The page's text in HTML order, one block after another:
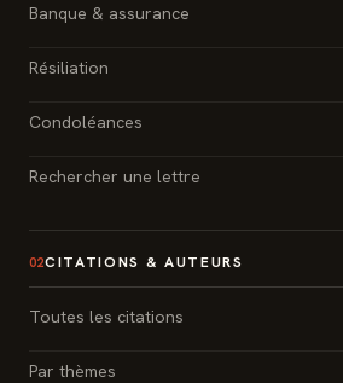
Banque & assurance
Résiliation
Condoléances
Rechercher une lettre
02CITATIONS & AUTEURS
Toutes les citations
Par thèmes